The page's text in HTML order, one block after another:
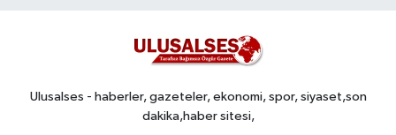
Ulusalses - haberler, gazeteler, ekonomi, spor, siyaset,son
dakika,haber sitesi,